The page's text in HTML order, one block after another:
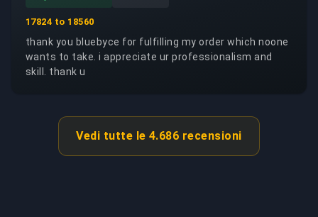
17824 to 18560
thank you bluebyce for fulfilling my order which noone
wants to take. i appreciate ur professionalism and
skill. thank u
Vedi tutte le 4.686 recensioni